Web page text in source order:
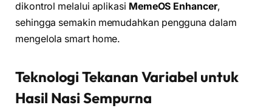
dikontrol melalui aplikasi MemeOS Enhancer,
sehingga semakin memudahkan pengguna dalam
mengelola smart home.
Teknologi Tekanan Variabel untuk
Hasil Nasi Sempurna